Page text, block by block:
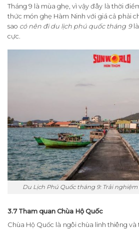
Tháng 9 là mùa ghẹ, vì vậy đây là thời
thức món ghẹ Hàm Ninh với giá cả phải
sao có nên đi du lịch phú quốc tháng 9là
cực.
Du Lịch Phú Quốc tháng 9: Trải
3.7 Tham quan Chùa Hộ Quốc
Chùa Hộ Quốc là ngôi chùa linh thiêng